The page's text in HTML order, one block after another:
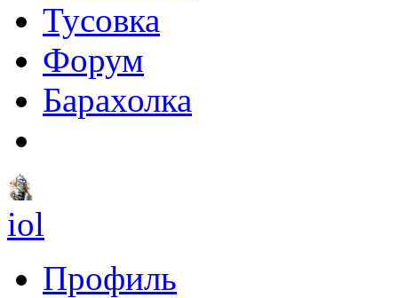
Тусовка
Форум
Барахолка
iol
Профиль